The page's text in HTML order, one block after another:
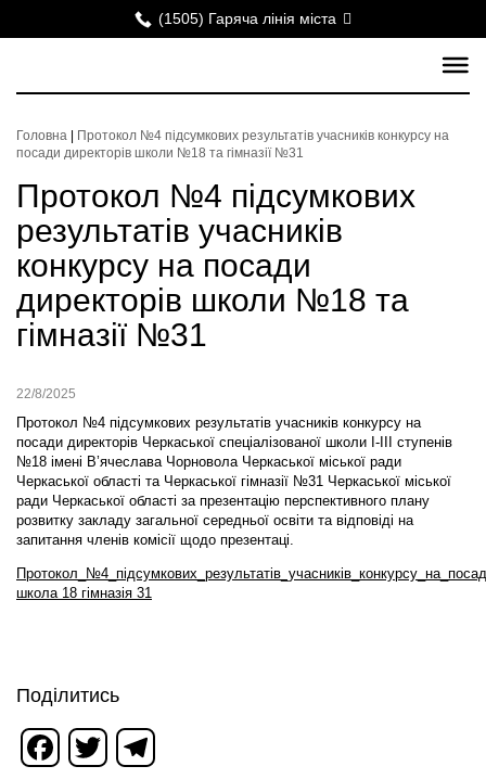
(1505) Гаряча лінія міста
Головна
Протокол №4 підсумкових результатів учасників конкурсу на
посади директорів школи №18 та гімназії №31
Протокол №4 підсумкових
результатів учасників
конкурсу на посади
директорів школи №18 та
гімназії №31
22/8/2025
Протокол №4 підсумкових результатів учасників конкурсу на
посади директорів Черкаської спеціалізованої школи І-ІІІ ступенів
№18 імені В’ячеслава Чорновола Черкаської міської ради
Черкаської області та Черкаської гімназії №31 Черкаської міської
ради Черкаської області за презентацію перспективного плану
розвитку закладу загальної середньої освіти та відповіді на
запитання членів комісії щодо презентаці.
школа 18 гімназія 31
Поділитись
Facebook
Twitter